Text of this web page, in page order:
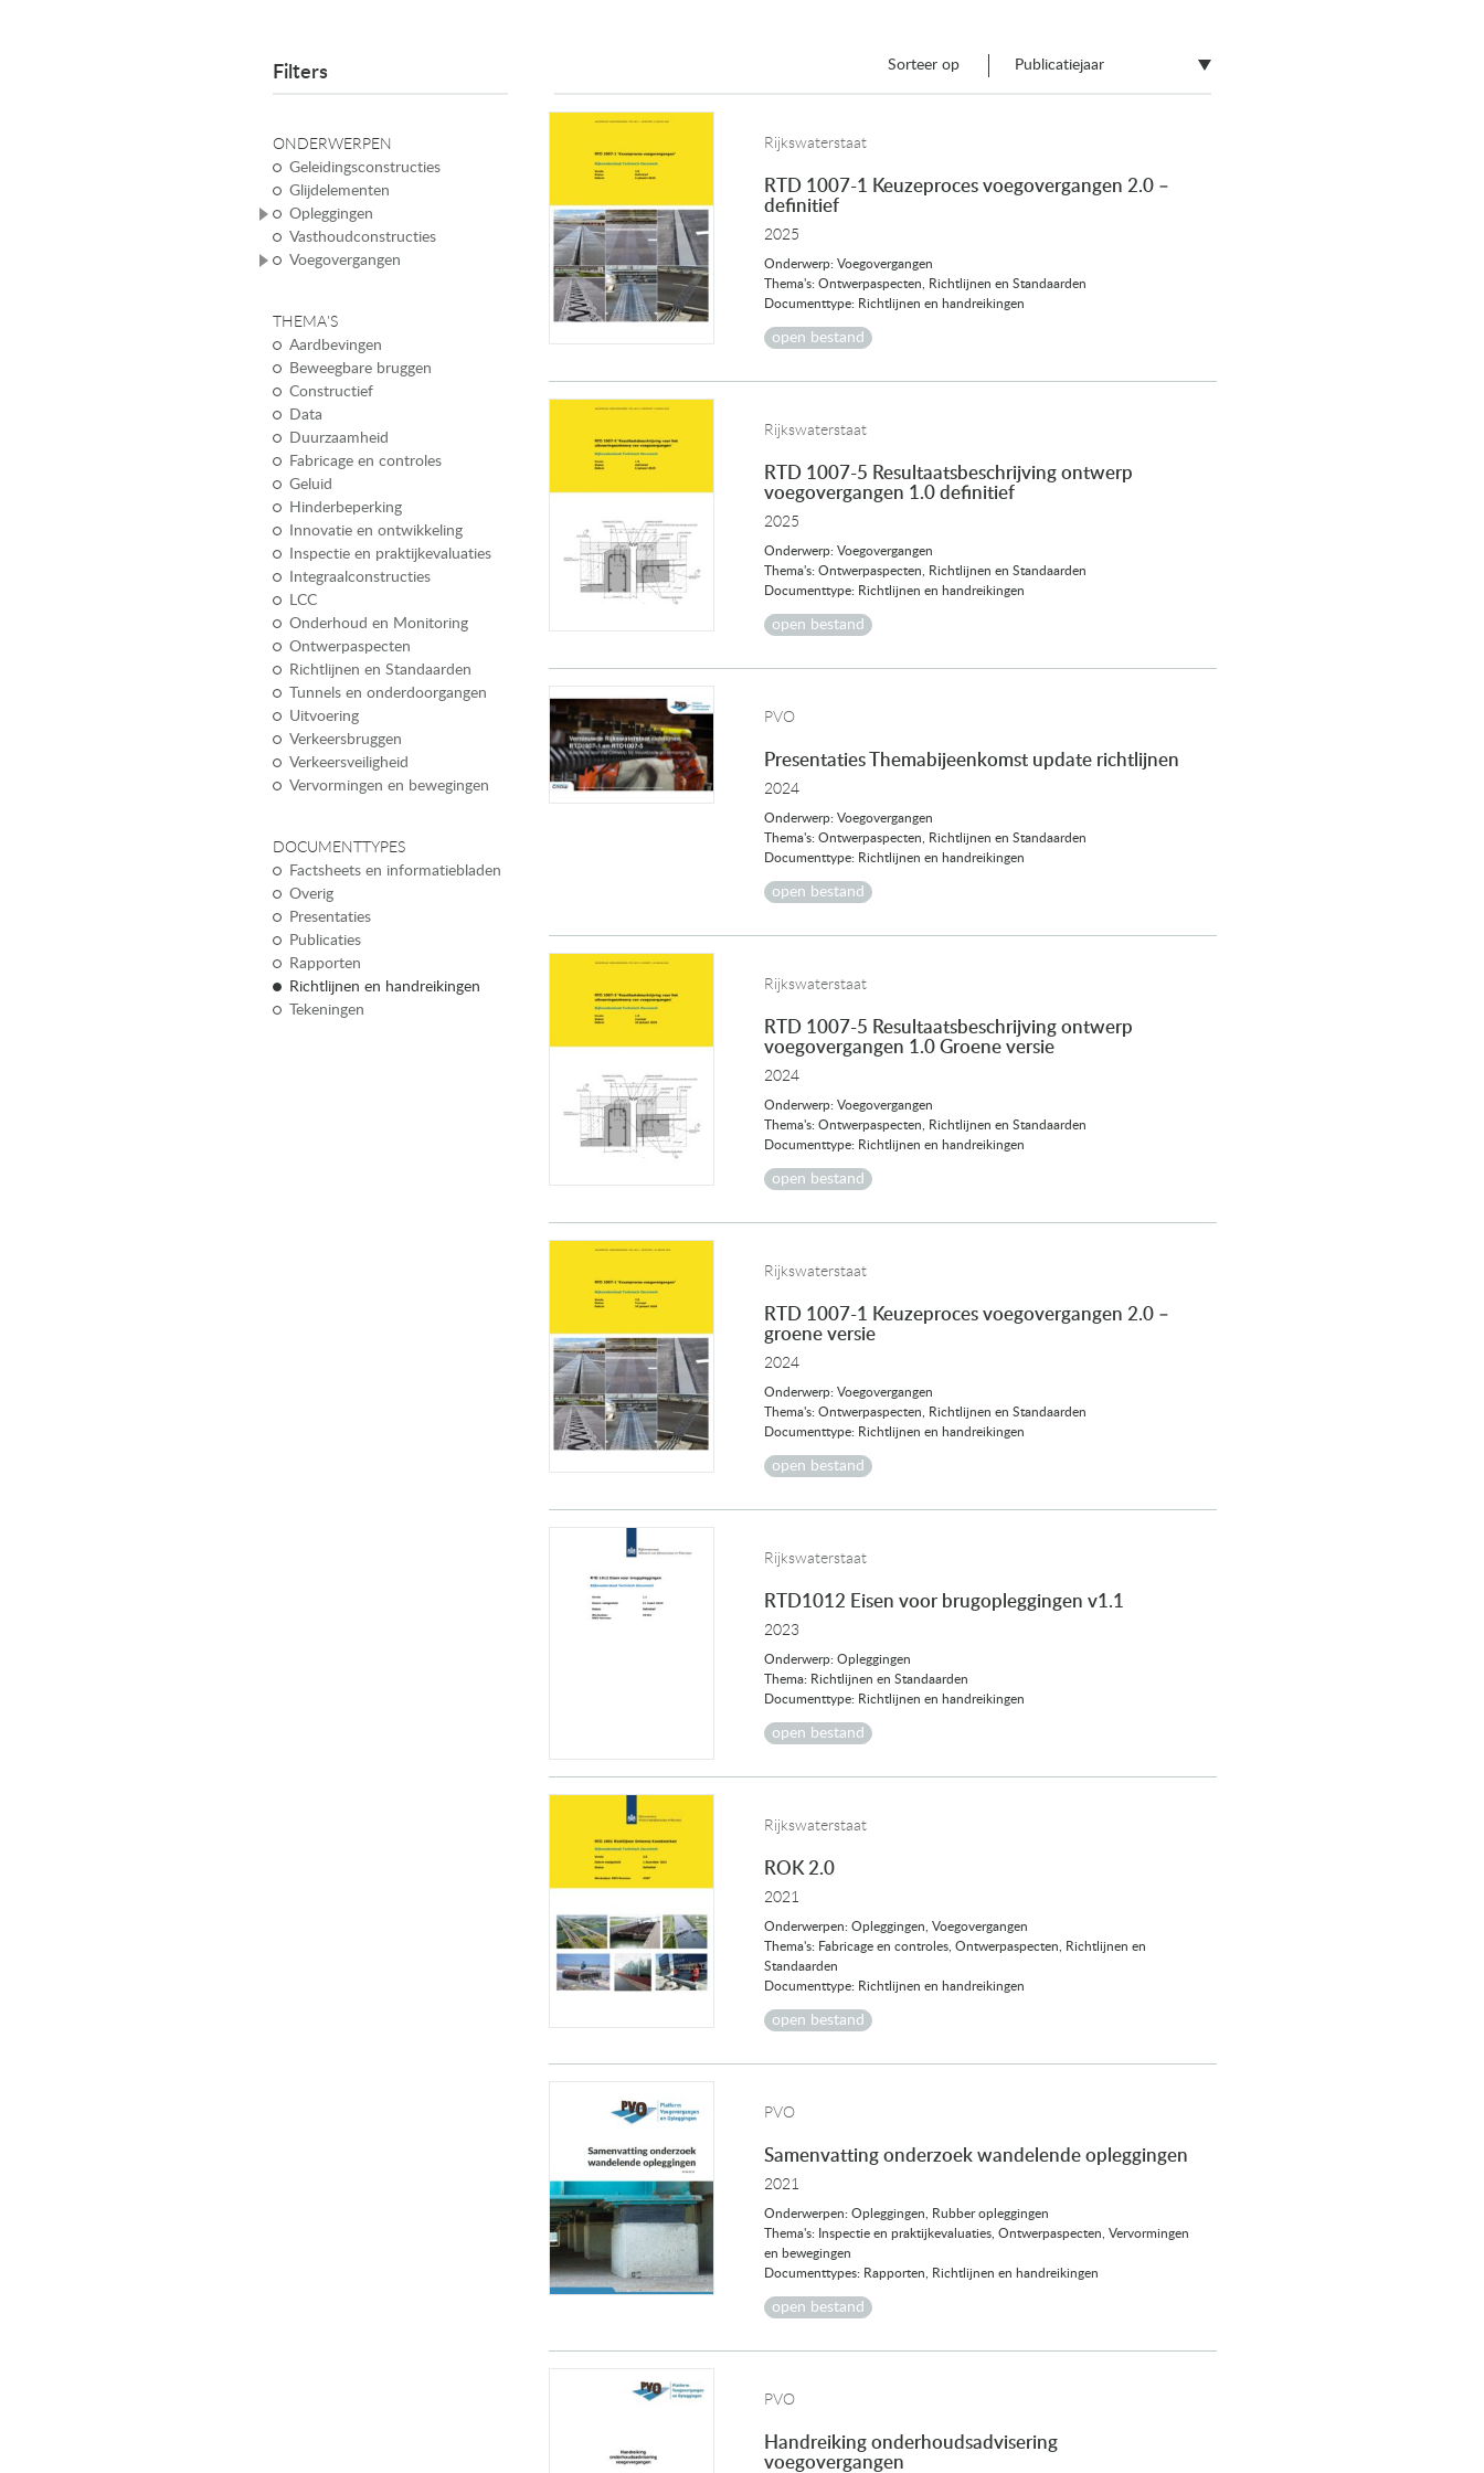
Filters
ONDERWERPEN
Geleidingsconstructies
Glijdelementen
Opleggingen
Vasthoudconstructies
Voegovergangen
THEMA'S
Aardbevingen
Beweegbare bruggen
Constructief
Data
Duurzaamheid
Fabricage en controles
Geluid
Hinderbeperking
Innovatie en ontwikkeling
Inspectie en praktijkevaluaties
Integraalconstructies
LCC
Onderhoud en Monitoring
Ontwerpaspecten
Richtlijnen en Standaarden
Tunnels en onderdoorgangen
Uitvoering
Verkeersbruggen
Verkeersveiligheid
Vervormingen en bewegingen
DOCUMENTTYPES
Factsheets en informatiebladen
Overig
Presentaties
Publicaties
Rapporten
Richtlijnen en handreikingen
Tekeningen
Sorteer op Publicatiejaar
Rijkswaterstaat
RTD 1007-1 Keuzeproces voegovergangen 2.0 –
definitief
2025
Onderwerp: Voegovergangen
Thema's: Ontwerpaspecten, Richtlijnen en Standaarden
Documenttype: Richtlijnen en handreikingen
open bestand
Rijkswaterstaat
RTD 1007-5 Resultaatsbeschrijving ontwerp
voegovergangen 1.0 definitief
2025
Onderwerp: Voegovergangen
Thema's: Ontwerpaspecten, Richtlijnen en Standaarden
Documenttype: Richtlijnen en handreikingen
open bestand
PVO
Presentaties Themabijeenkomst update richtlijnen
2024
Onderwerp: Voegovergangen
Thema's: Ontwerpaspecten, Richtlijnen en Standaarden
Documenttype: Richtlijnen en handreikingen
open bestand
Rijkswaterstaat
RTD 1007-5 Resultaatsbeschrijving ontwerp
voegovergangen 1.0 Groene versie
2024
Onderwerp: Voegovergangen
Thema's: Ontwerpaspecten, Richtlijnen en Standaarden
Documenttype: Richtlijnen en handreikingen
open bestand
Rijkswaterstaat
RTD 1007-1 Keuzeproces voegovergangen 2.0 –
groene versie
2024
Onderwerp: Voegovergangen
Thema's: Ontwerpaspecten, Richtlijnen en Standaarden
Documenttype: Richtlijnen en handreikingen
open bestand
Rijkswaterstaat
RTD1012 Eisen voor brugopleggingen v1.1
2023
Onderwerp: Opleggingen
Thema: Richtlijnen en Standaarden
Documenttype: Richtlijnen en handreikingen
open bestand
Rijkswaterstaat
ROK 2.0
2021
Onderwerpen: Opleggingen, Voegovergangen
Thema's: Fabricage en controles, Ontwerpaspecten, Richtlijnen en
Standaarden
Documenttype: Richtlijnen en handreikingen
open bestand
PVO
Samenvatting onderzoek wandelende opleggingen
2021
Onderwerpen: Opleggingen, Rubber opleggingen
Thema's: Inspectie en praktijkevaluaties, Ontwerpaspecten, Vervormingen
en bewegingen
Documenttypes: Rapporten, Richtlijnen en handreikingen
open bestand
PVO
Handreiking onderhoudsadvisering
voegovergangen